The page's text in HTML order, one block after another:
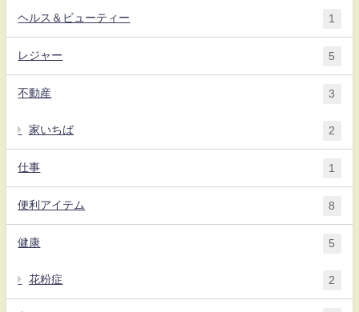
ヘルス＆ビューティー 1
レジャー 5
不動産 3
家いちば 2
仕事 1
便利アイテム 8
健康 5
花粉症 2